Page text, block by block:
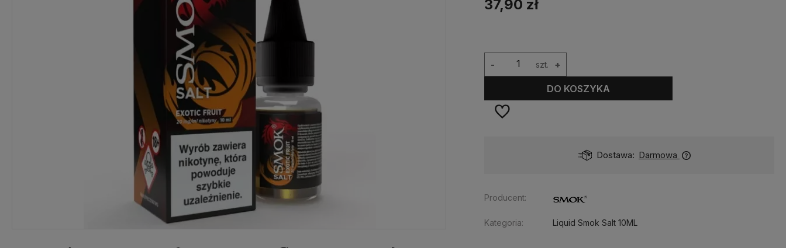
37,90 zł
szt. +
-
DO KOSZYKA
Wysyłka w: Dostawa: Darmowa
Producent:
Kategoria: Liquid Smok Salt 10ML